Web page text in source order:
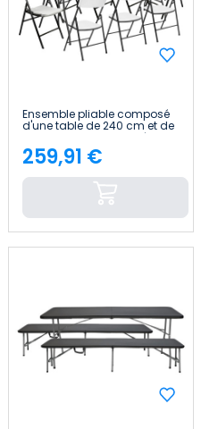
Ensemble pliable composé
d'une table de 240 cm et de
8 chaises avec poignée,
blanc, pour la restauration
7house
Price
259,91 €